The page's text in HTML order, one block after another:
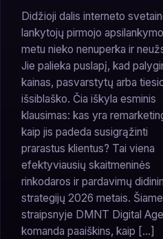
Didžioji dalis interneto
lankytojų pirmojo apsilankymo
metu nieko nenuperka ir
Jie palieka puslapį, kad
kainas, pasvarstytų arba
išsiblaško. Čia iškyla esminis
klausimas: kas yra
kaip jis padeda susigrąžinti
prarastus klientus? Tai viena
efektyviausių skaitmeninės
rinkodaros ir pardavimų
strategijų 2026 metais. Šiame
straipsnyje DMNT Digital
komanda paaiškins, kaip […]